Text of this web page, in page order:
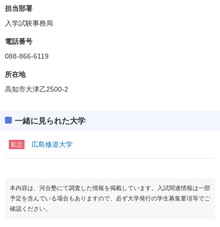
担当部署
入学試験事務局
電話番号
088-866-6119
所在地
高知市大津乙2500-2
一緒に見られた大学
私立 広島修道大学
本内容は、河合塾にて調査した情報を掲載しています。入試関連情報は一部
予定を含んでいる場合もありますので、必ず大学発行の学生募集要項等でご
確認ください。